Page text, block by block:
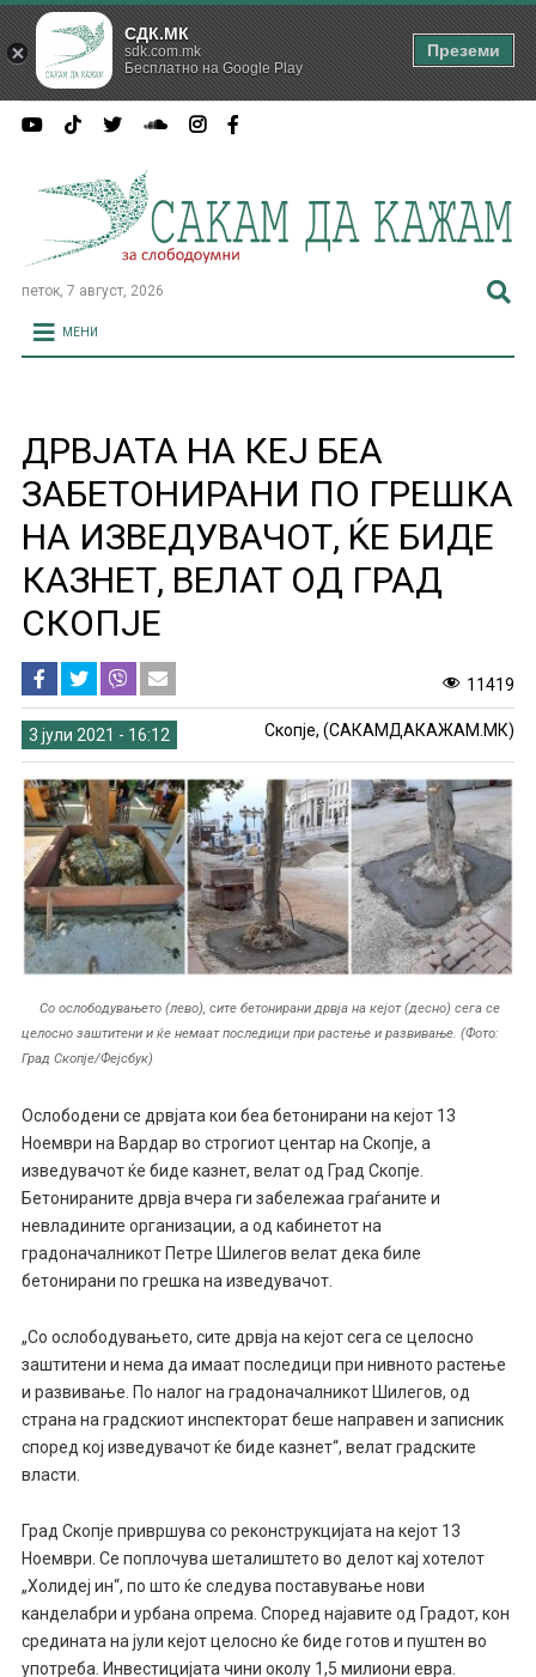
петок, 7 август, 2026
МЕНИ
ДРВЈАТА НА КЕЈ БЕА
ЗАБЕТОНИРАНИ ПО ГРЕШКА
НА ИЗВЕДУВАЧОТ, ЌЕ БИДЕ
КАЗНЕТ, ВЕЛАТ ОД ГРАД
СКОПЈЕ
11419
3 јули 2021 - 16:12 Скопје, (САКАМДАКАЖАМ.МК)
Со ослободувањето (лево), сите бетонирани дрвја на кејот (десно) сега се
целосно заштитени и ќе немаат последици при растење и развивање. (Фото:
Град Скопје/Фејсбук)
Ослободени се дрвјата кои беа бетонирани на кејот 13
Ноември на Вардар во строгиот центар на Скопје, а
изведувачот ќе биде казнет, велат од Град Скопје.
Бетонираните дрвја вчера ги забележаа граѓаните и
невладините организации, а од кабинетот на
градоначалникот Петре Шилегов велат дека биле
бетонирани по грешка на изведувачот.
„Со ослободувањето, сите дрвја на кејот сега се целосно
заштитени и нема да имаат последици при нивното растење
и развивање. По налог на градоначалникот Шилегов, од
страна на градскиот инспекторат беше направен и записник
според кој изведувачот ќе биде казнет“, велат градските
власти.
Град Скопје привршува со реконструкцијата на кејот 13
Ноември. Се поплочува шеталиштето во делот кај хотелот
„Холидеј ин“, по што ќе следува поставување нови
канделабри и урбана опрема. Според најавите од Градот, кон
средината на јули кејот целосно ќе биде готов и пуштен во
употреба. Инвестицијата чини околу 1,5 милиони евра.
СДК.МК
sdk.com.mk
Бесплатно на Google Play
Преземи